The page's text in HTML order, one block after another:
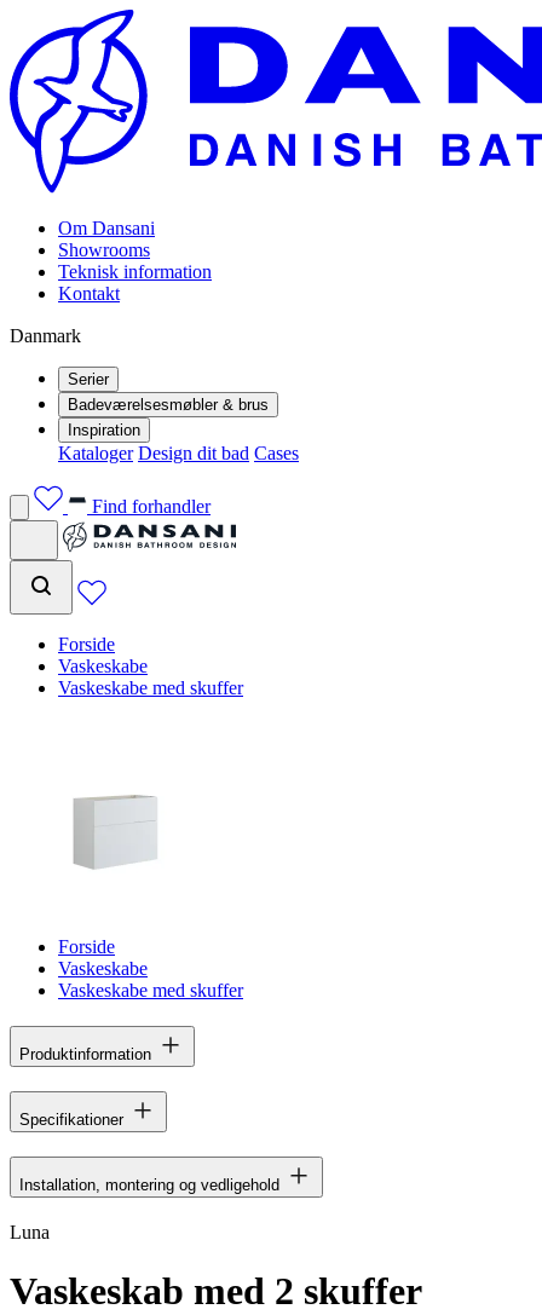
Om Dansani
Showrooms
Teknisk information
Kontakt
Danmark
Serier
Badeværelsesmøbler & brus
Inspiration
Kataloger Design dit bad Cases
Find forhandler
Forside
Vaskeskabe
Vaskeskabe med skuffer
Forside
Vaskeskabe
Vaskeskabe med skuffer
Produktinformation
Specifikationer
Installation, montering og vedligehold
Luna
Vaskeskab med 2 skuffer